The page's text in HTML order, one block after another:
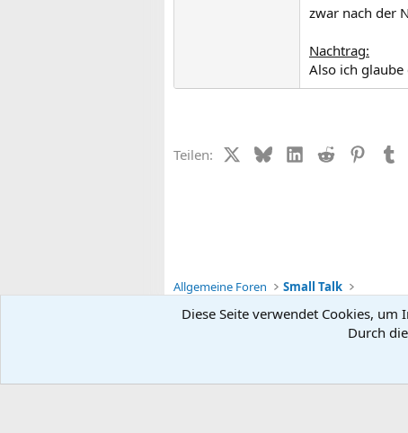
zwar nach der
Nachtrag:
Also ich
Teilen: X (Twitter)
BlueskyLinkedIn
Reddit
Allgemeine Foren Small Talk
Diese Seite verwendet Cookies,
Durch